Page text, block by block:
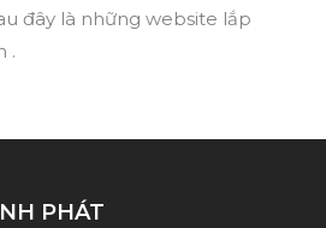
đây là những website lắp
.
PHÁT